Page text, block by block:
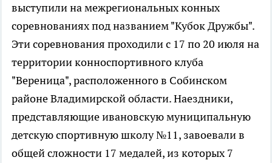
выступили на межрегиональных конных
соревнованиях под названием "Кубок Дружбы".
Эти соревнования проходили с 17 по 20 июля на
территории конноспортивного клуба
"Вереница", расположенного в Собинском
районе Владимирской области. Наездники,
представляющие ивановскую муниципальную
детскую спортивную школу №11, завоевали в
общей сложности 17 медалей, из которых 7